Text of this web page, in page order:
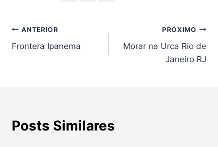
Navegação
de
ANTERIOR
Frontera Ipanema
PRÓXIMO
Morar na Urca Rio de
Janeiro RJ
Posts Similares